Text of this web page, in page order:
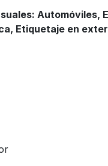
Automóviles,
Etiquetaje en